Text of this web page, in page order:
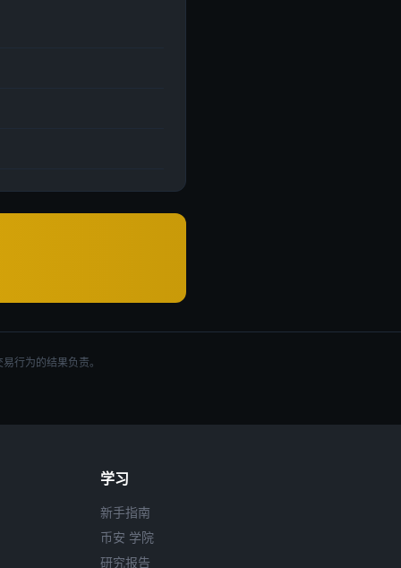
行为的结果负责。
学习
新手指南
币安 学院
研究报告